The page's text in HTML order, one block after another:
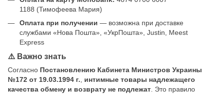
1188 (Тимофеева Мария)
Оплата при получении — возможна при доставке
службами «Нова Пошта», «УкрПошта», Justin, Meest
Express
⚠️ Важно знать
Согласно Постановлению Кабинета Министров Украины
№172 от 19.03.1994 г., интимные товары надлежащего
качества обмену и возврату не подлежат. Это правило